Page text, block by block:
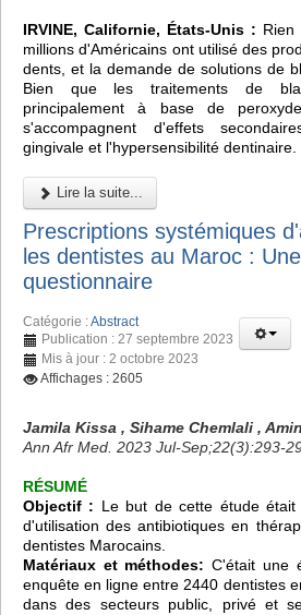
IRVINE, Californie, États-Unis : Rien
millions d'Américains ont utilisé des
dents, et la demande de solutions de
Bien que les traitements de
principalement à base de
s'accompagnent d'effets
gingivale et l'hypersensibilité dentinaire.
Lire la suite...
Prescriptions systémiques
les dentistes au Maroc :
questionnaire
Catégorie :Abstract
Publication : 27 septembre 2023
Mis à jour : 2 octobre 2023
Affichages : 2605
Jamila Kissa , Sihame Chemlali ,
Ann Afr Med. 2023 Jul-Sep;22(3):293-
RÉSUMÉ
Objectif : Le but de cette étude
d'utilisation des antibiotiques en
dentistes Marocains.
Matériaux et méthodes: C'était une
enquête en ligne entre 2440 dentistes
dans des secteurs public, privé et